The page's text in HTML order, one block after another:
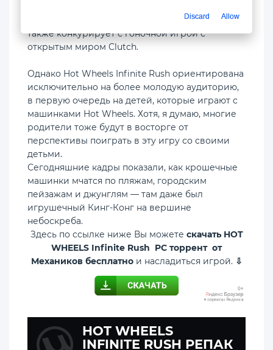
стопам вышедшей в этом году Forza Horizon 6 и
также конкурирует с гоночной игрой с
открытым миром Clutch.
Однако Hot Wheels Infinite Rush ориентирована
исключительно на более молодую аудиторию,
в первую очередь на детей, которые играют с
машинками Hot Wheels. Хотя, я думаю, многие
родители тоже будут в восторге от
перспективы поиграть в эту игру со своими
детьми.
Сегодняшние кадры показали, как крошечные
машинки мчатся по пляжам, городским
пейзажам и джунглям — там даже был
игрушечный Кинг-Конг на вершине
небоскреба.
Здесь по ссылке ниже Вы можете скачать HOT
WHEELS Infinite Rush PC торрент от
Механиков бесплатнои насладиться игрой. ⇩
HOT WHEELS
INFINITE RUSH РЕПАК
Discard Allow